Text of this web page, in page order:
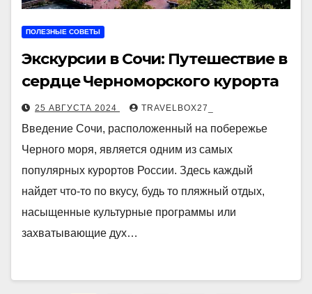
ПОЛЕЗНЫЕ СОВЕТЫ
Экскурсии в Сочи: Путешествие в
сердце Черноморского курорта
25 АВГУСТА 2024 TRAVELBOX27_
Введение Сочи, расположенный на побережье
Черного моря, является одним из самых
популярных курортов России. Здесь каждый
найдет что-то по вкусу, будь то пляжный отдых,
насыщенные культурные программы или
захватывающие дух…